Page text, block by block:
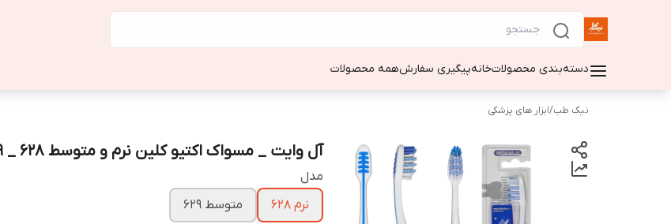
دسته‌بندی محصولاتخانهپیگیری سفارشهمه محصولات
نیک طب/ابزار های پزشکی
آل وایت _ مسواک اکتیو کلین نرم و متوسط 628 _ 629
مدل
نرم 628
متوسط 629